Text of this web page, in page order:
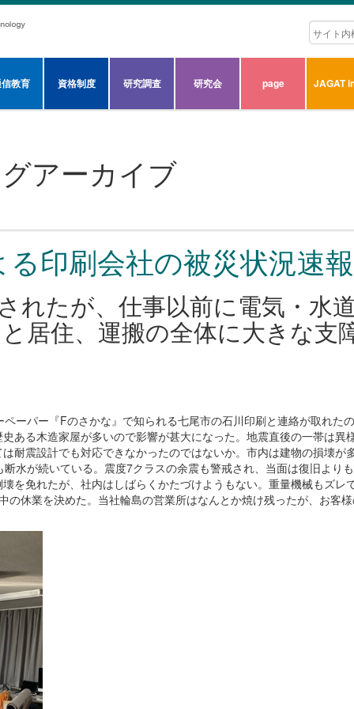
教育 資格制度 研究調査 研究会 page JAGAT
アーカイブ
印刷会社の被災状況速報
れたが、仕事以前に電気・水
居住、運搬の全体に大きな支
ーパー『Fのさかな』で知られる七尾市の石川印刷と連絡が取れた
ある木造家屋が多いので影響が甚大になった。地震直後の一帯は
耐震設計でも対応できなかったのではないか。市内は建物の損壊が
水が続いている。震度7クラスの余震も警戒され、当面は復旧より
を免れたが、社内はしばらくかたづけようもない。重量機械もズレ
の休業を決めた。当社輪島の営業所はなんとか焼け残ったが、お客